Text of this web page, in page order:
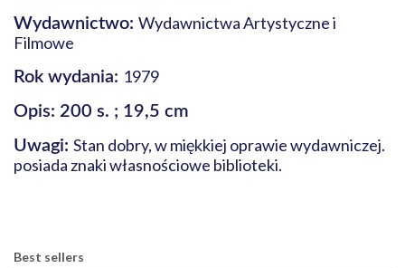
Wydawnictwo: Wydawnictwa Artystyczne i
Filmowe
Rok wydania: 1979
Opis: 200 s. ; 19,5 cm
Uwagi: Stan dobry, w miękkiej oprawie wydawniczej.
posiada znaki własnościowe biblioteki.
Best sellers